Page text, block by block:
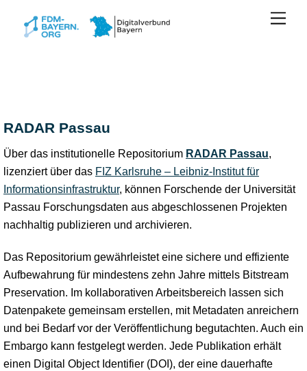
Inhalt
RADAR Passau
Über das institutionelle Repositorium RADAR Passau,
lizenziert über das FIZ Karlsruhe – Leibniz-Institut für
Informationsinfrastruktur, können Forschende der Universität
Passau Forschungsdaten aus abgeschlossenen Projekten
nachhaltig publizieren und archivieren.
Das Repositorium gewährleistet eine sichere und effiziente
Aufbewahrung für mindestens zehn Jahre mittels Bitstream
Preservation. Im kollaborativen Arbeitsbereich lassen sich
Datenpakete gemeinsam erstellen, mit Metadaten anreichern
und bei Bedarf vor der Veröffentlichung begutachten. Auch ein
Embargo kann festgelegt werden. Jede Publikation erhält
einen Digital Object Identifier (DOI), der eine dauerhafte